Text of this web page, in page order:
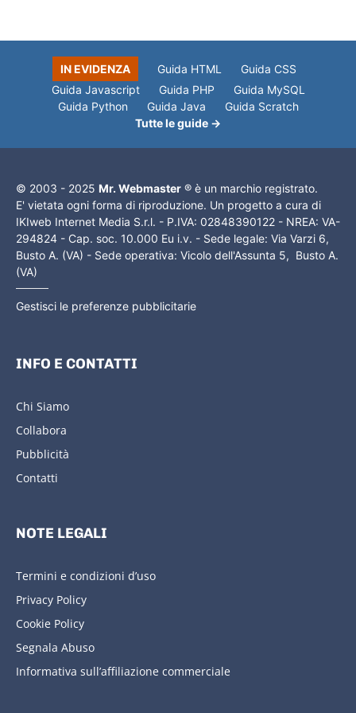
IN EVIDENZA Guida HTML
Guida CSS
Guida Javascript
Guida PHP
Guida MySQL
Guida Python
Guida Java
Guida Scratch
Tutte le guide →
© 2003 - 2025 Mr. Webmaster ® è un marchio registrato.
E' vietata ogni forma di riproduzione. Un progetto a cura di
IKIweb Internet Media S.r.l. - P.IVA: 02848390122 - NREA: VA-
294824 - Cap. soc. 10.000 Eu i.v. - Sede legale: Via Varzi 6,
Busto A. (VA) - Sede operativa: Vicolo dell'Assunta 5, Busto A.
(VA)
Gestisci le preferenze pubblicitarie
INFO E CONTATTI
Chi Siamo
Collabora
Pubblicità
Contatti
NOTE LEGALI
Termini e condizioni d’uso
Privacy Policy
Cookie Policy
Segnala Abuso
Informativa sull’affiliazione commerciale